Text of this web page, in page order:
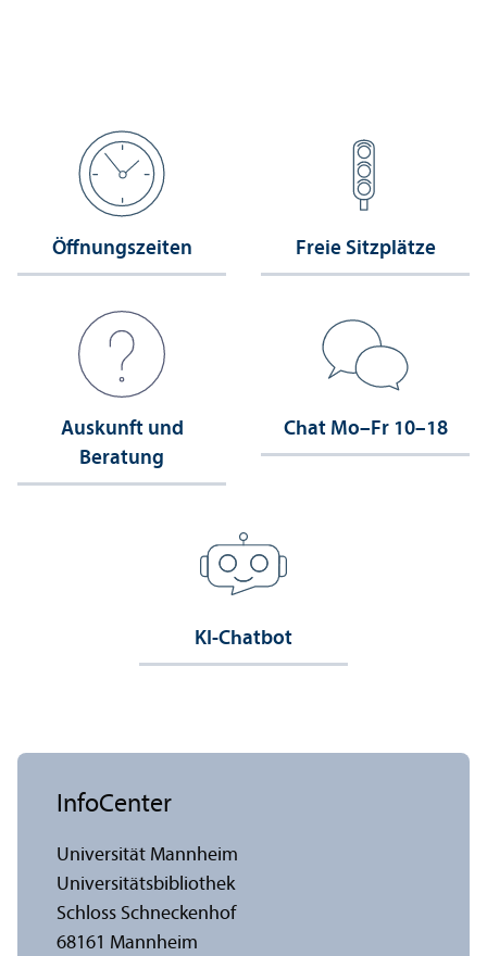
Öffnungs­zeiten Freie Sitzplätze
Auskunft und
Beratung
Chat Mo–Fr 10–18
KI-Chatbot
InfoCenter
Universität Mannheim
Universitäts­bibliothek
Schloss Schneckenhof
68161 Mannheim